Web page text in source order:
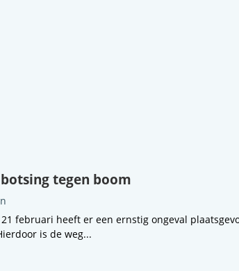
tegen boom
februari heeft er een ernstig ongeval
is de weg...